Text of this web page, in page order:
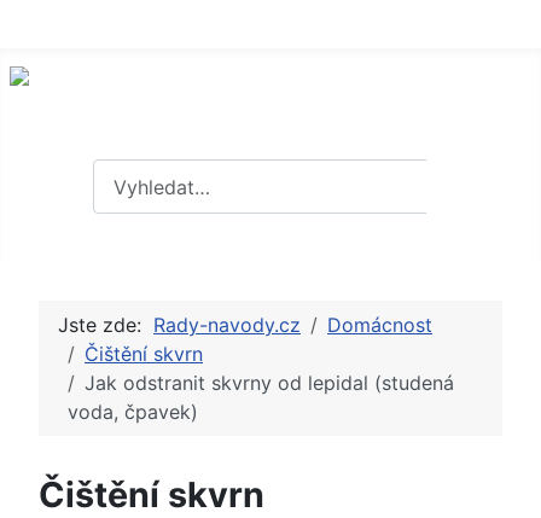
Jste zde: Rady-navody.cz
Domácnost
Čištění skvrn
Jak odstranit skvrny od lepidal (studená
voda, čpavek)
Čištění skvrn